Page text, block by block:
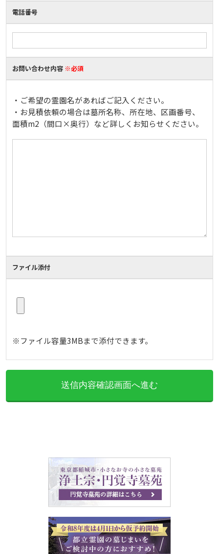
電話番号
お問い合わせ内容 ※必須
・ご希望の霊園名があればご記入ください。
・お見積依頼の場合は墓所名称、所在地、区画番号、
面積m2（間口×奥行）など詳しくお知らせください。
ファイル添付
※ファイル容量3MBまで添付できます。